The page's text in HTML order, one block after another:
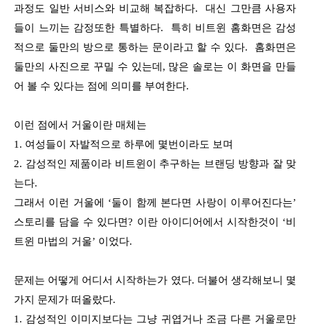
과정도 일반 서비스와 비교해 복잡하다. 대신 그만큼 사용자
들이 느끼는 감정또한 특별하다. 특히 비트윈 홈화면은 감성
적으로 둘만의 방으로 통하는 문이라고 할 수 있다. 홈화면은
둘만의 사진으로 꾸밀 수 있는데, 많은 솔로는 이 화면을 만들
어 볼 수 있다는 점에 의미를 부여한다.
이런 점에서 거울이란 매체는
1. 여성들이 자발적으로 하루에 몇번이라도 보며
2. 감성적인 제품이라 비트윈이 추구하는 브랜딩 방향과 잘 맞
는다.
그래서 이런 거울에 ‘둘이 함께 본다면 사랑이 이루어진다는’
스토리를 담을 수 있다면? 이란 아이디어에서 시작한것이 ‘비
트윈 마법의 거울’ 이었다.
문제는 어떻게 어디서 시작하는가 였다. 더불어 생각해보니 몇
가지 문제가 떠올랐다.
1. 감성적인 이미지보다는 그냥 귀엽거나 조금 다른 거울로만